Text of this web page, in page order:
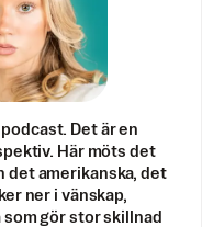
Det är en
Här möts det
det amerikanska, det
ner i vänskap,
gör stor skillnad